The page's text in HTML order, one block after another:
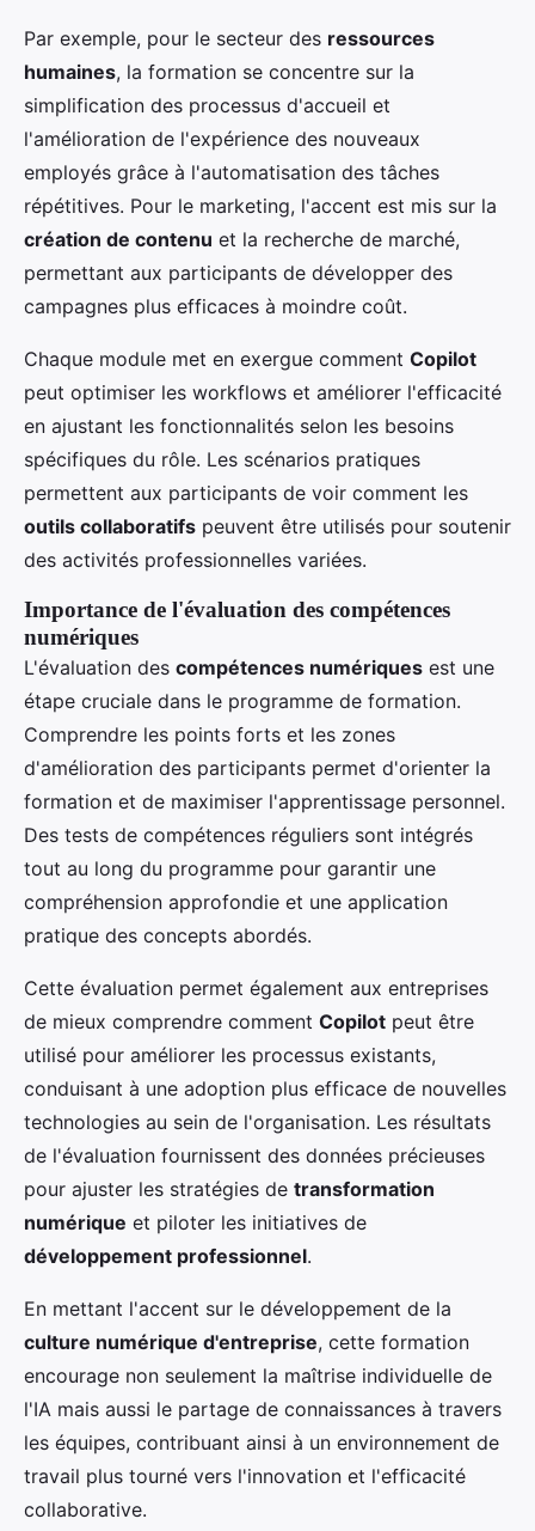
Par exemple, pour le secteur des ressources
humaines, la formation se concentre sur la
simplification des processus d'accueil et
l'amélioration de l'expérience des nouveaux
employés grâce à l'automatisation des tâches
répétitives. Pour le marketing, l'accent est mis sur la
création de contenu et la recherche de marché,
permettant aux participants de développer des
campagnes plus efficaces à moindre coût.
Chaque module met en exergue comment Copilot
peut optimiser les workflows et améliorer l'efficacité
en ajustant les fonctionnalités selon les besoins
spécifiques du rôle. Les scénarios pratiques
permettent aux participants de voir comment les
outils collaboratifs peuvent être utilisés pour soutenir
des activités professionnelles variées.
Importance de l'évaluation des compétences
numériques
L'évaluation des compétences numériques est une
étape cruciale dans le programme de formation.
Comprendre les points forts et les zones
d'amélioration des participants permet d'orienter la
formation et de maximiser l'apprentissage personnel.
Des tests de compétences réguliers sont intégrés
tout au long du programme pour garantir une
compréhension approfondie et une application
pratique des concepts abordés.
Cette évaluation permet également aux entreprises
de mieux comprendre comment Copilot peut être
utilisé pour améliorer les processus existants,
conduisant à une adoption plus efficace de nouvelles
technologies au sein de l'organisation. Les résultats
de l'évaluation fournissent des données précieuses
pour ajuster les stratégies de transformation
numérique et piloter les initiatives de
développement professionnel.
En mettant l'accent sur le développement de la
culture numérique d'entreprise, cette formation
encourage non seulement la maîtrise individuelle de
l'IA mais aussi le partage de connaissances à travers
les équipes, contribuant ainsi à un environnement de
travail plus tourné vers l'innovation et l'efficacité
collaborative.